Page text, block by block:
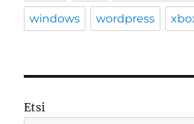
windows wordpress
Etsi